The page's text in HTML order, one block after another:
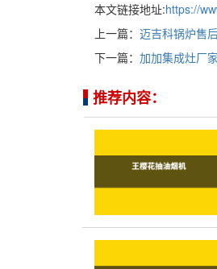
本文链接地址:https://
上一篇： 迈吉科锅炉售
下一篇： 加加集成灶厂
推荐内容：